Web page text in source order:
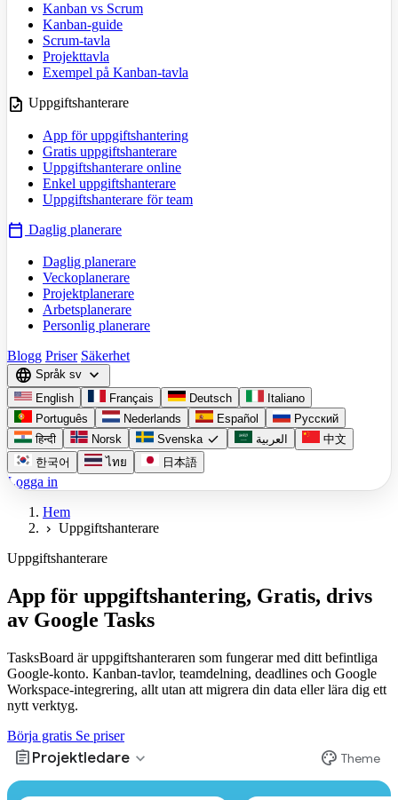
Kanban vs Scrum
Kanban-guide
Scrum-tavla
Projekttavla
Exempel på Kanban-tavla
task Uppgiftshanterare
App för uppgiftshantering
Gratis uppgiftshanterare
Uppgiftshanterare online
Enkel uppgiftshanterare
Uppgiftshanterare för team
calendar_today Daglig planerare
Daglig planerare
Veckoplanerare
Projektplanerare
Arbetsplanerare
Personlig planerare
Blogg Priser Säkerhet
language Språk sv expand_more
English Français Deutsch
Italiano
Português
Nederlands Español
Русский
हिन्दी
Norsk Svenska check العربية
中文
한국어
ไทย 日本語
Logga in
Hem
chevron_right Uppgiftshanterare
Uppgiftshanterare
App för uppgiftshantering, Gratis, drivs
av Google Tasks
TasksBoard är uppgiftshanteraren som fungerar med ditt befintliga
Google-konto. Kanban-tavlor, teamdelning, deadlines och Google
Workspace-integrering, allt utan att migrera din data eller lära dig ett
nytt verktyg.
Börja gratis Se priser
assignmentProjektledare expand_more palette Theme